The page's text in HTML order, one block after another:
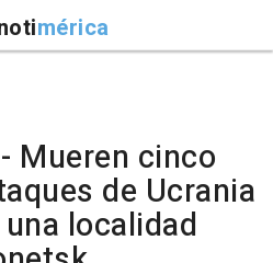
mérica
Mueren cinco
de Ucrania
localidad